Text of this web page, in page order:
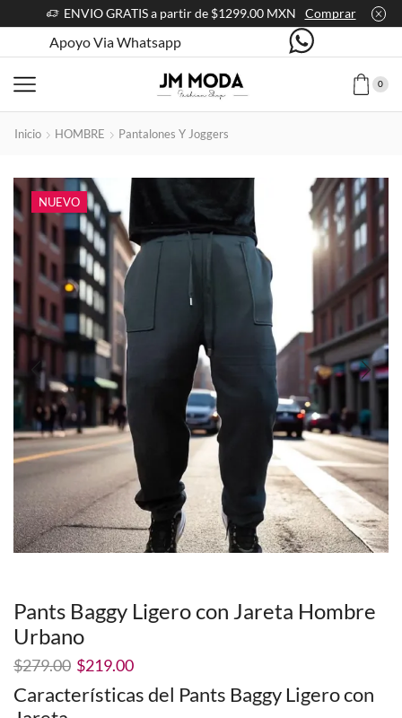
ENVIO GRATIS a partir de $1299.00 MXN Comprar
Apoyo Via Whatsapp
0
Inicio HOMBRE Pantalones Y Joggers
NUEVO
Pants Baggy Ligero con Jareta Hombre
Urbano
$279.00 El
precio
original
$219.00El
precio
actual
Características del Pants Baggy Ligero con